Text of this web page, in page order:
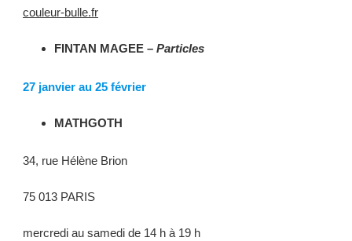
couleur-bulle.fr
FINTAN MAGEE – Particles
27 janvier au 25 février
MATHGOTH
34, rue Hélène Brion
75 013 PARIS
mercredi au samedi de 14 h à 19 h